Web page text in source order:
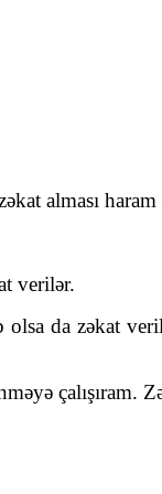
alması
verilər.
da zəkat
çalışıram.